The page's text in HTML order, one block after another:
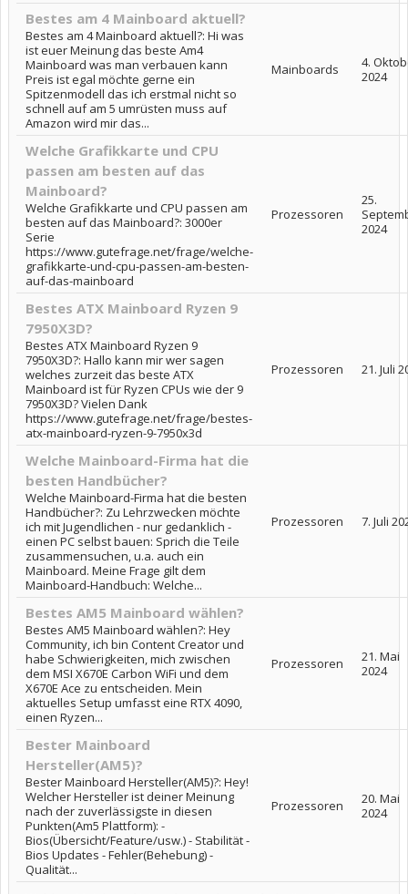
Bestes am 4 Mainboard aktuell?
Bestes am 4 Mainboard aktuell?: Hi was
ist euer Meinung das beste Am4
Mainboard was man verbauen kann
Preis ist egal möchte gerne ein
Spitzenmodell das ich erstmal nicht so
schnell auf am 5 umrüsten muss auf
Amazon wird mir das...
Mainboards
4.
2024
Welche Grafikkarte und CPU
passen am besten auf das
Mainboard?
Welche Grafikkarte und CPU passen am
besten auf das Mainboard?: 3000er
Serie
https://www.gutefrage.net/frage/welche-
grafikkarte-und-cpu-passen-am-besten-
auf-das-mainboard
Prozessoren
25.
2024
Bestes ATX Mainboard Ryzen 9
7950X3D?
Bestes ATX Mainboard Ryzen 9
7950X3D?: Hallo kann mir wer sagen
welches zurzeit das beste ATX
Mainboard ist für Ryzen CPUs wie der 9
7950X3D? Vielen Dank
https://www.gutefrage.net/frage/bestes-
atx-mainboard-ryzen-9-7950x3d
Prozessoren 21. Juli
Welche Mainboard-Firma hat die
besten Handbücher?
Welche Mainboard-Firma hat die besten
Handbücher?: Zu Lehrzwecken möchte
ich mit Jugendlichen - nur gedanklich -
einen PC selbst bauen: Sprich die Teile
zusammensuchen, u.a. auch ein
Mainboard. Meine Frage gilt dem
Mainboard-Handbuch: Welche...
Prozessoren 7. Juli
Bestes AM5 Mainboard wählen?
Bestes AM5 Mainboard wählen?: Hey
Community, ich bin Content Creator und
habe Schwierigkeiten, mich zwischen
dem MSI X670E Carbon WiFi und dem
X670E Ace zu entscheiden. Mein
aktuelles Setup umfasst eine RTX 4090,
einen Ryzen...
Prozessoren
21. Mai
2024
Bester Mainboard
Hersteller(AM5)?
Bester Mainboard Hersteller(AM5)?: Hey!
Welcher Hersteller ist deiner Meinung
nach der zuverlässigste in diesen
Punkten(Am5 Plattform): -
Bios(Übersicht/Feature/usw.) - Stabilität -
Bios Updates - Fehler(Behebung) -
Qualität...
Prozessoren
20. Mai
2024